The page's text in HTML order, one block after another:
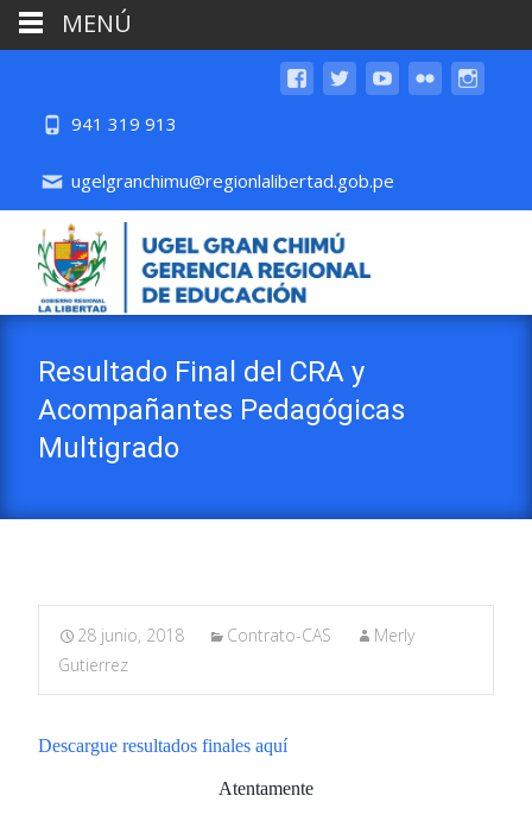
941 319 913
ugelgranchimu@regionlalibertad.gob.pe
Resultado Final del CRA y
Acompañantes Pedagógicas
Multigrado
28 junio, 2018 Contrato-CAS
Merly
Gutierrez
Descargue resultados finales aquí
Atentamente
MENÚ